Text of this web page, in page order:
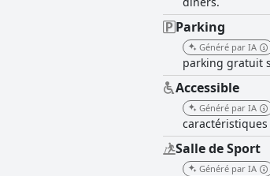
Parking
Généré par IA
parking gratuit
Accessible
Généré par IA
Salle de Sport
Généré par IA